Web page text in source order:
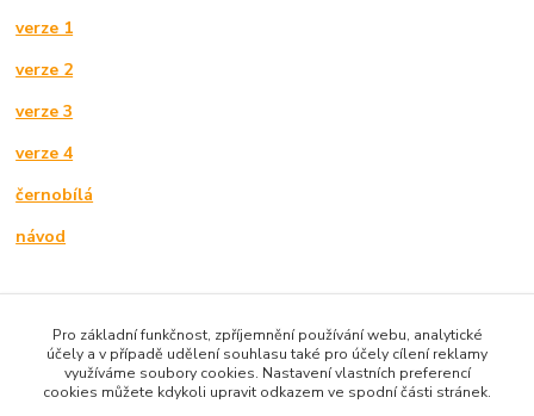
verze 1
verze 2
verze 3
verze 4
černobílá
návod
Zboží zařazeno v kategoriích / Goods classified in
categories
Ke stažení
Pro základní funkčnost, zpříjemnění používání webu, analytické
účely a v případě udělení souhlasu také pro účely cílení reklamy
využíváme soubory cookies. Nastavení vlastních preferencí
cookies můžete kdykoli upravit odkazem ve spodní části stránek.